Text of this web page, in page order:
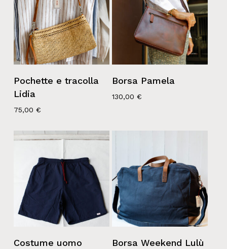
Pochette e tracolla
Lidia
75,00 €
Borsa Pamela
130,00€
Costume uomo
Borsa Weekend Lulù